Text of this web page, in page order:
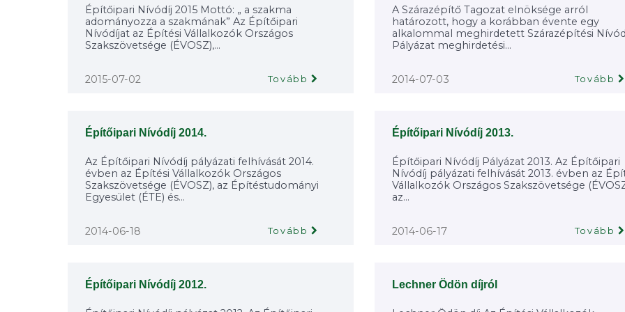
Építőipari Nívódíj 2015 Mottó: „ a szakma
adományozza a szakmának” Az Építőipari
Nívódíjat az Építési Vállalkozók Országos
Szakszövetsége (ÉVOSZ),...
2015-07-02 Tovább
A Szárazépítő Tagozat elnöksége arról
határozott, hogy a korábban évente egy
alkalommal meghirdetett Szárazépítési
Pályázat meghirdetési...
2014-07-03 Tovább
Építőipari Nívódíj 2014.
Az Építőipari Nívódíj pályázati felhívását 2014.
évben az Építési Vállalkozók Országos
Szakszövetsége (ÉVOSZ), az Építéstudományi
Egyesület (ÉTE) és...
2014-06-18 Tovább
Építőipari Nívódíj 2013.
Építőipari Nívódíj Pályázat 2013. Az Építőipari
Nívódíj pályázati felhívását 2013. évben az
Vállalkozók Országos Szakszövetsége
az...
2014-06-17 Tovább
Építőipari Nívódíj 2012. Lechner Ödön díjról